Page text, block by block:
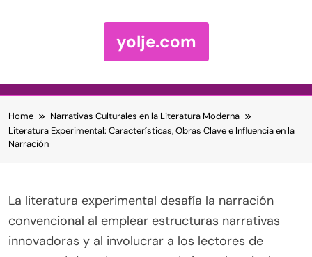
yolje.com
Home
Narrativas Culturales en la Literatura Moderna
Literatura Experimental: Características, Obras Clave e Influencia en la
Narración
La literatura experimental desafía la narración
convencional al emplear estructuras narrativas
innovadoras y al involucrar a los lectores de